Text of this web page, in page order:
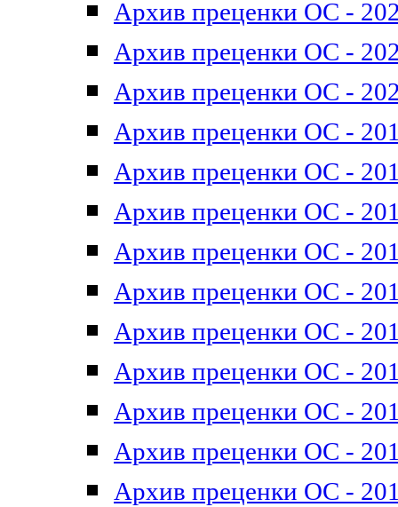
Архив преценки ОС -
Архив преценки ОС -
Архив преценки ОС -
Архив преценки ОС -
Архив преценки ОС -
Архив преценки ОС -
Архив преценки ОС -
Архив преценки ОС -
Архив преценки ОС -
Архив преценки ОС -
Архив преценки ОС -
Архив преценки ОС -
Архив преценки ОС -